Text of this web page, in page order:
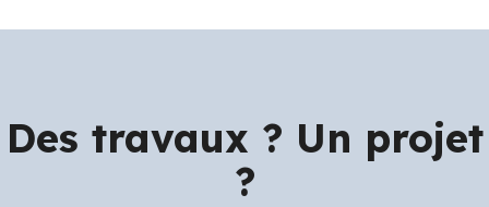
Des travaux ? Un projet
?